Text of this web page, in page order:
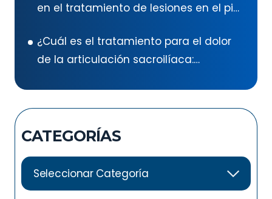
en el tratamiento de lesiones en el pie
automovilístico
¿Cuál es el tratamiento para el dolor
de la articulación sacroilíaca:
CATEGORÍAS